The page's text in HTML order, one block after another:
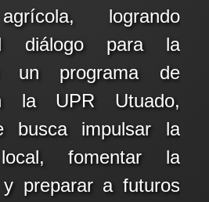
logrando
diálogo para la
un programa de
la UPR Utuado,
busca impulsar la
fomentar la
y preparar a futuros